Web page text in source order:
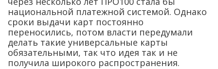
национальной платежной системой. Однако
сроки выдачи карт постоянно
переносились, потом власти передумали
делать такие универсальные карты
обязательными, так что идея так и не
получила широкого распространения.